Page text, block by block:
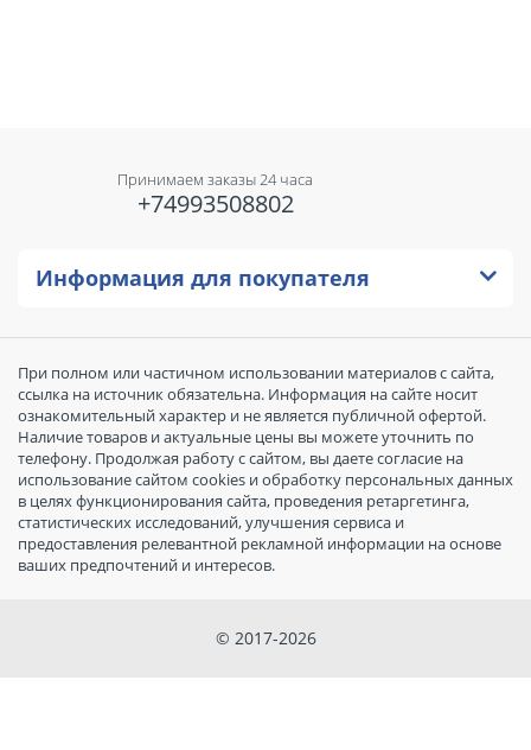
Принимаем заказы 24 часа
+74993508802
Информация для покупателя
При полном или частичном использовании материалов с сайта,
ссылка на источник обязательна. Информация на сайте носит
ознакомительный характер и не является публичной офертой.
Наличие товаров и актуальные цены вы можете уточнить по
телефону. Продолжая работу с сайтом, вы даете согласие на
использование сайтом cookies и обработку персональных данных
в целях функционирования сайта, проведения ретаргетинга,
статистических исследований, улучшения сервиса и
предоставления релевантной рекламной информации на основе
ваших предпочтений и интересов.
© 2017-2026